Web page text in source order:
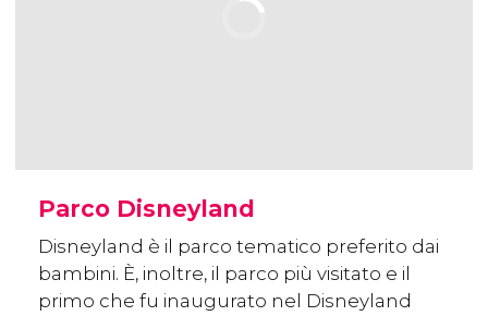
Parco Disneyland
Disneyland è il parco tematico preferito dai
bambini. È, inoltre, il parco più visitato e il
primo che fu inaugurato nel Disneyland